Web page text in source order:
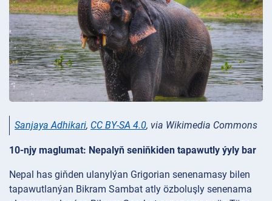
Sanjaya Adhikari, CC BY-SA 4.0, via Wikimedia Commons
10-njy maglumat: Nepalyň seniňkiden tapawutly ýyly bar
Nepal has giňden ulanylýan Grigorian senenamasy bilen
tapawutlanýan Bikram Sambat atly özboluşly senenama